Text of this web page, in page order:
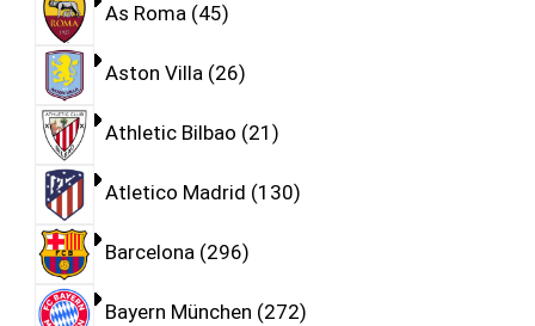
As Roma 45
Aston Villa 26
Athletic Bilbao 21
Atletico Madrid 130
Barcelona 296
Bayern München 272